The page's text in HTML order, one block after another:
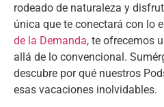
rodeado de naturaleza y
única que te conectará con lo
de la Demanda, te ofrecemos
allá de lo convencional.
descubre por qué nuestros
esas vacaciones inolvidables.